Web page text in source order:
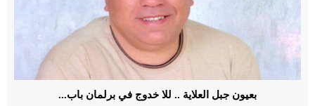
بعيون جبل العلاية .. للا خدوج في برلمان باب...